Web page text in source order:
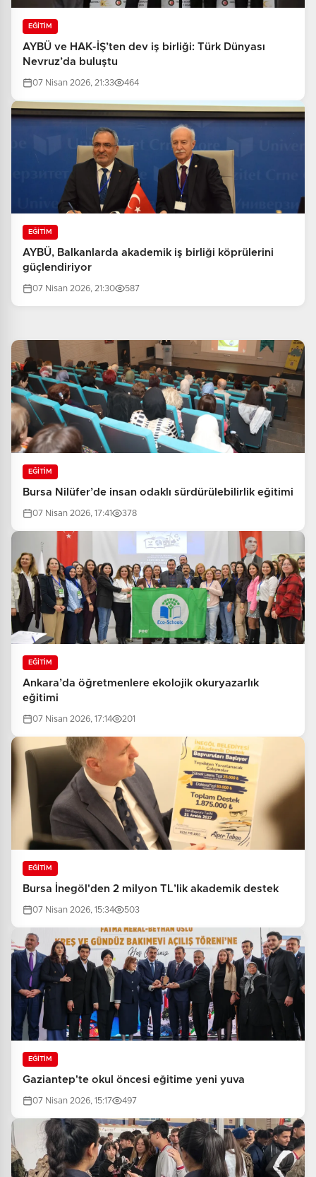
EĞİTİM
AYBÜ ve HAK-İŞ’ten dev iş birliği: Türk Dünyası
Nevruz’da buluştu
07 Nisan 2026, 21:33 464
EĞİTİM
AYBÜ, Balkanlarda akademik iş birliği köprülerini
güçlendiriyor
07 Nisan 2026, 21:30 587
EĞİTİM
Bursa Nilüfer’de insan odaklı sürdürülebilirlik eğitimi
07 Nisan 2026, 17:41 378
EĞİTİM
Ankara’da öğretmenlere ekolojik okuryazarlık
eğitimi
07 Nisan 2026, 17:14 201
EĞİTİM
Bursa İnegöl'den 2 milyon TL’lik akademik destek
07 Nisan 2026, 15:34 503
EĞİTİM
Gaziantep'te okul öncesi eğitime yeni yuva
07 Nisan 2026, 15:17 497